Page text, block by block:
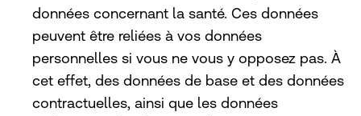
données concernant la santé. Ces données
peuvent être reliées à vos données
personnelles si vous ne vous y opposez pas. À
cet effet, des données de base et des données
contractuelles, ainsi que les données